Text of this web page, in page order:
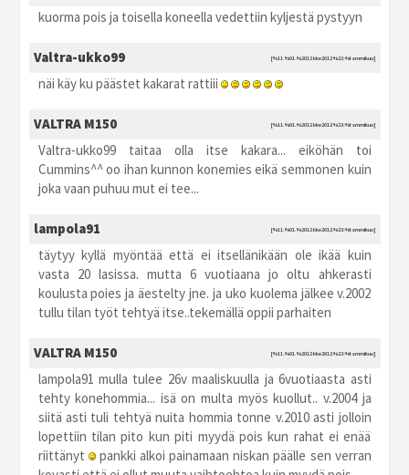
kuorma pois ja toisella koneella vedettiin kyljestä pystyyn
Valtra-ukko99 [%11.%01.%2012 kke2012 %22:%tammikuu]
näi käy ku päästet kakarat rattiii
VALTRA M150 [%11.%01.%2012 kke2012 %23:%tammikuu]
Valtra-ukko99 taitaa olla itse kakara... eiköhän toi
Cummins^^ oo ihan kunnon konemies eikä semmonen kuin
joka vaan puhuu mut ei tee...
lampola91 [%11.%01.%2012 kke2012 %23:%tammikuu]
täytyy kyllä myöntää että ei itsellänikään ole ikää kuin
vasta 20 lasissa. mutta 6 vuotiaana jo oltu ahkerasti
koulusta poies ja äestelty jne. ja uko kuolema jälkee v.2002
tullu tilan työt tehtyä itse..tekemällä oppii parhaiten
VALTRA M150 [%11.%01.%2012 kke2012 %23:%tammikuu]
lampola91 mulla tulee 26v maaliskuulla ja 6vuotiaasta asti
tehty konehommia... isä on multa myös kuollut.. v.2004 ja
siitä asti tuli tehtyä nuita hommia tonne v.2010 asti jolloin
lopettiin tilan pito kun piti myydä pois kun rahat ei enää
riittänyt
pankki alkoi painamaan niskan päälle sen verran